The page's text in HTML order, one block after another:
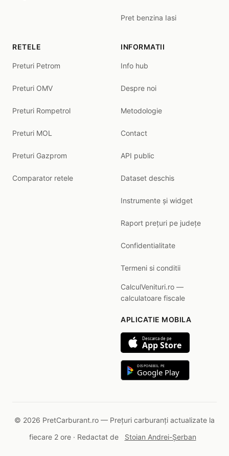
Pret benzina Iasi
RETELE
Preturi Petrom
Preturi OMV
Preturi Rompetrol
Preturi MOL
Preturi Gazprom
Comparator retele
INFORMATII
Info hub
Despre noi
Metodologie
Contact
API public
Dataset deschis
Instrumente și widget
Raport prețuri pe județe
Confidentialitate
Termeni si conditii
CalculVenituri.ro —
calculatoare fiscale
APLICATIE MOBILA
Descarca de pe
App Store
DISPONIBIL PE
Google Play
© 2026 PretCarburant.ro — Prețuri carburanți actualizate la
fiecare 2 ore · Redactat de
Stoian Andrei-Șerban